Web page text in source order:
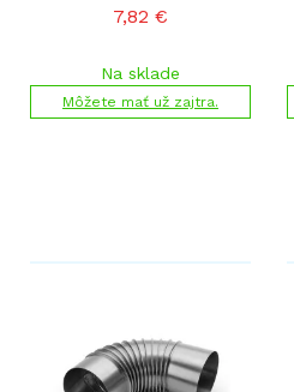
7,82 €
Na sklade
Môžete mať už zajtra.